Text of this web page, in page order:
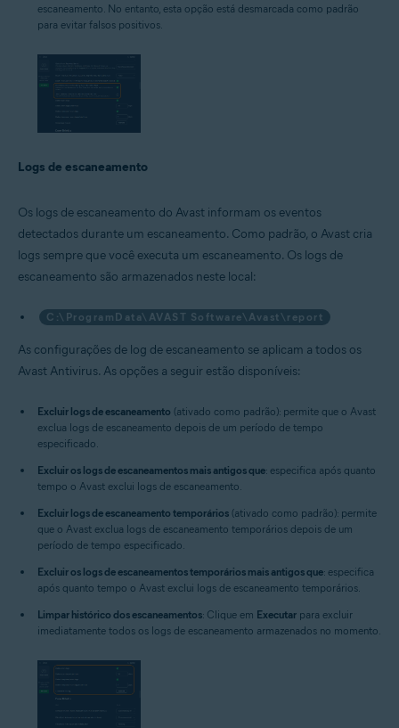
escaneamento. No entanto, esta opção está desmarcada como padrão
para evitar falsos positivos.
Logs de escaneamento
Os logs de escaneamento do Avast informam os eventos
detectados durante um escaneamento. Como padrão, o Avast cria
logs sempre que você executa um escaneamento. Os logs de
escaneamento são armazenados neste local:
C:\ProgramData\AVAST Software\Avast\report
As configurações de log de escaneamento se aplicam a todos os
Avast Antivirus. As opções a seguir estão disponíveis:
Excluir logs de escaneamento (ativado como padrão): permite que o Avast
exclua logs de escaneamento depois de um período de tempo
especificado.
Excluir os logs de escaneamentos mais antigos que: especifica após quanto
tempo o Avast exclui logs de escaneamento.
Excluir logs de escaneamento temporários (ativado como padrão): permite
que o Avast exclua logs de escaneamento temporários depois de um
período de tempo especificado.
Excluir os logs de escaneamentos temporários mais antigos que: especifica
após quanto tempo o Avast exclui logs de escaneamento temporários.
Limpar histórico dos escaneamentos: Clique em Executar para excluir
imediatamente todos os logs de escaneamento armazenados no momento.